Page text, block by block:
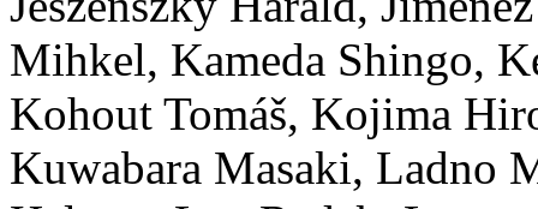
Mihkel, Kameda Shingo,
Kohout Tomáš, Kojima
Kuwabara Masaki, Ladno